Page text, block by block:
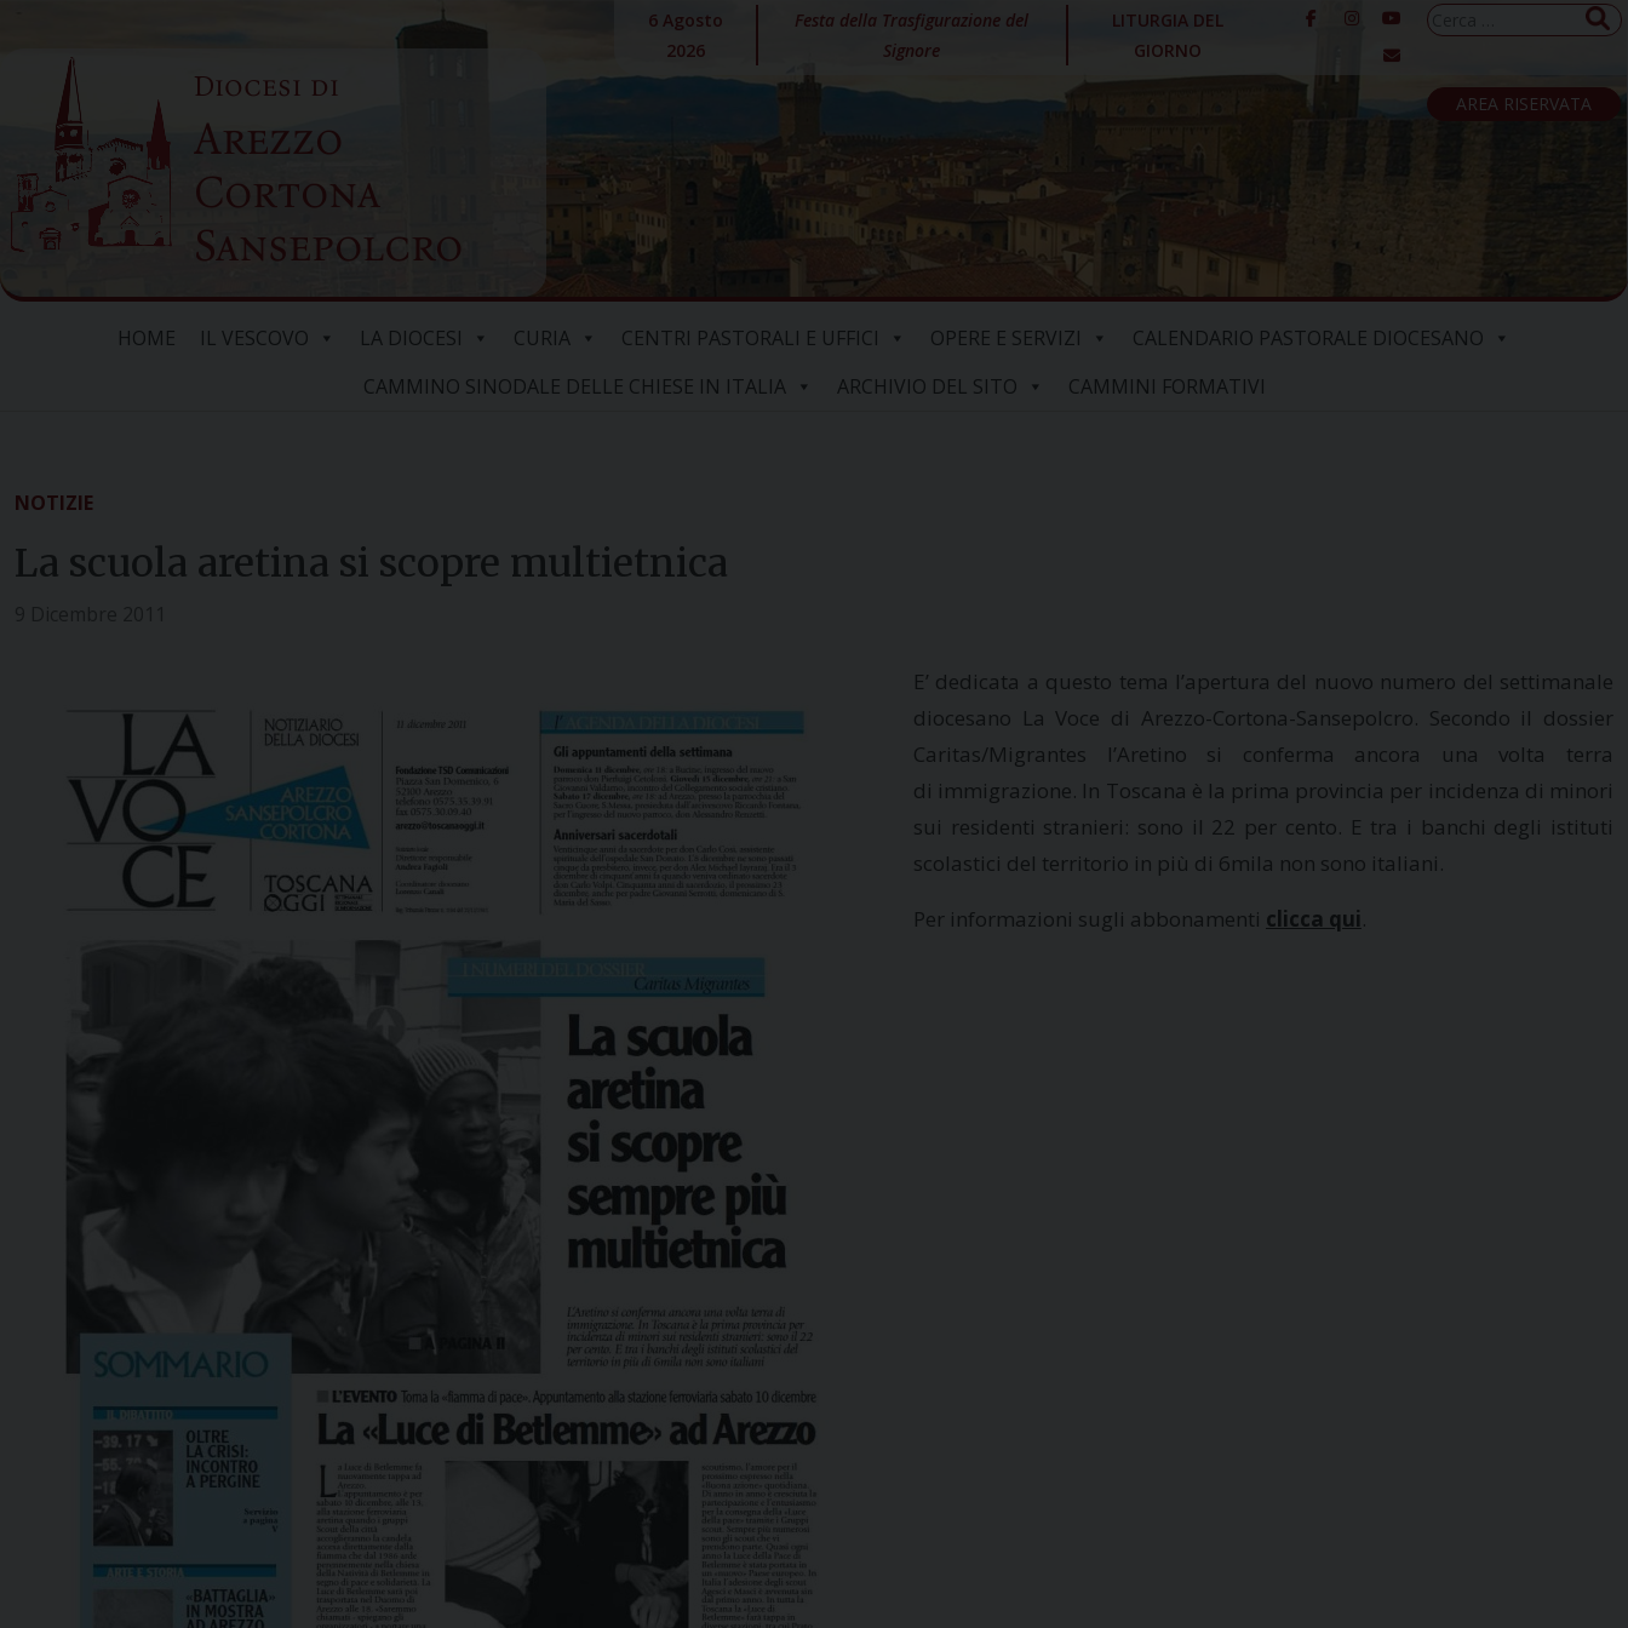
content
Diocesi di
Arezzo
Cortona
Sansepolcro
6 Agosto
2026
Festa della Trasfigurazione del
Signore
LITURGIA DEL
GIORNO
Ricerca
AREA RISERVATA
HOME IL VESCOVO LA DIOCESI CURIA CENTRI PASTORALI E UFFICI OPERE E SERVIZI
CALENDARIO PASTORALE DIOCESANO
CAMMINO SINODALE DELLE CHIESE IN ITALIA
ARCHIVIO DEL SITO CAMMINI FORMATIVI
NOTIZIE
La scuola aretina si scopre multietnica
E’ dedicata a questo tema l’apertura del nuovo numero del settimanale
diocesano La Voce di Arezzo-Cortona-Sansepolcro. Secondo il dossier
Caritas/Migrantes l’Aretino si conferma ancora una volta terra
di immigrazione. In Toscana è la prima provincia per incidenza di minori
sui residenti stranieri: sono il 22 per cento. E tra i banchi degli istituti
scolastici del territorio in più di 6mila non sono italiani.
Per informazioni sugli abbonamenti clicca qui.